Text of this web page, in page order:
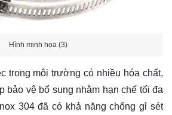
Hình minh họa (3)
trong môi trường có nhiều hóa chất,
bảo vệ bổ sung nhằm hạn chế tối đa
304 đã có khả năng chống gỉ sét